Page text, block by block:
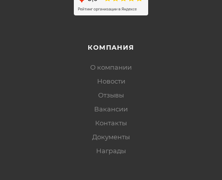
КОМПАНИЯ
О компании
Новости
Отзывы
Вакансии
Контакты
Документы
Награды